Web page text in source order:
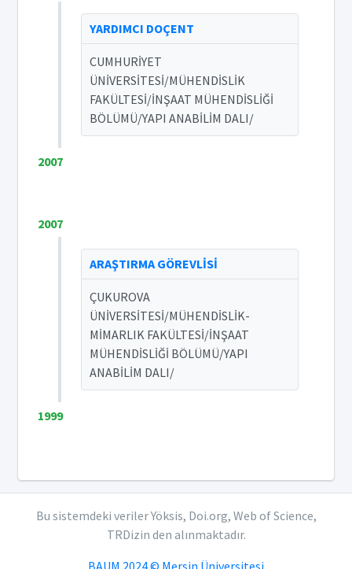
YARDIMCI DOÇENT
CUMHURİYET
ÜNİVERSİTESİ/MÜHENDİSLİK
FAKÜLTESİ/İNŞAAT MÜHENDİSLİĞİ
BÖLÜMÜ/YAPI ANABİLİM DALI/
2007
2007
ARAŞTIRMA GÖREVLİSİ
ÇUKUROVA
ÜNİVERSİTESİ/MÜHENDİSLİK-
MİMARLIK FAKÜLTESİ/İNŞAAT
MÜHENDİSLİĞİ BÖLÜMÜ/YAPI
ANABİLİM DALI/
1999
Bu sistemdeki veriler Yöksis, Doi.org, Web of Science,
TRDizin den alınmaktadır.
BAUM 2024 © Mersin Üniversitesi